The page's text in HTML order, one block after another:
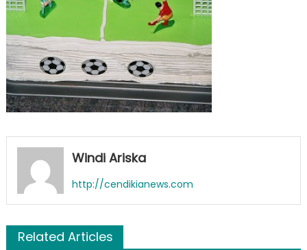
Windi Ariska
http://cendikianews.com
Related Articles